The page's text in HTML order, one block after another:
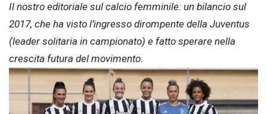
Il nostro editoriale sul calcio femminile: un bilancio sul
2017, che ha visto l’ingresso dirompente della Juventus
(leader solitaria in campionato) e fatto sperare nella
crescita futura del movimento.